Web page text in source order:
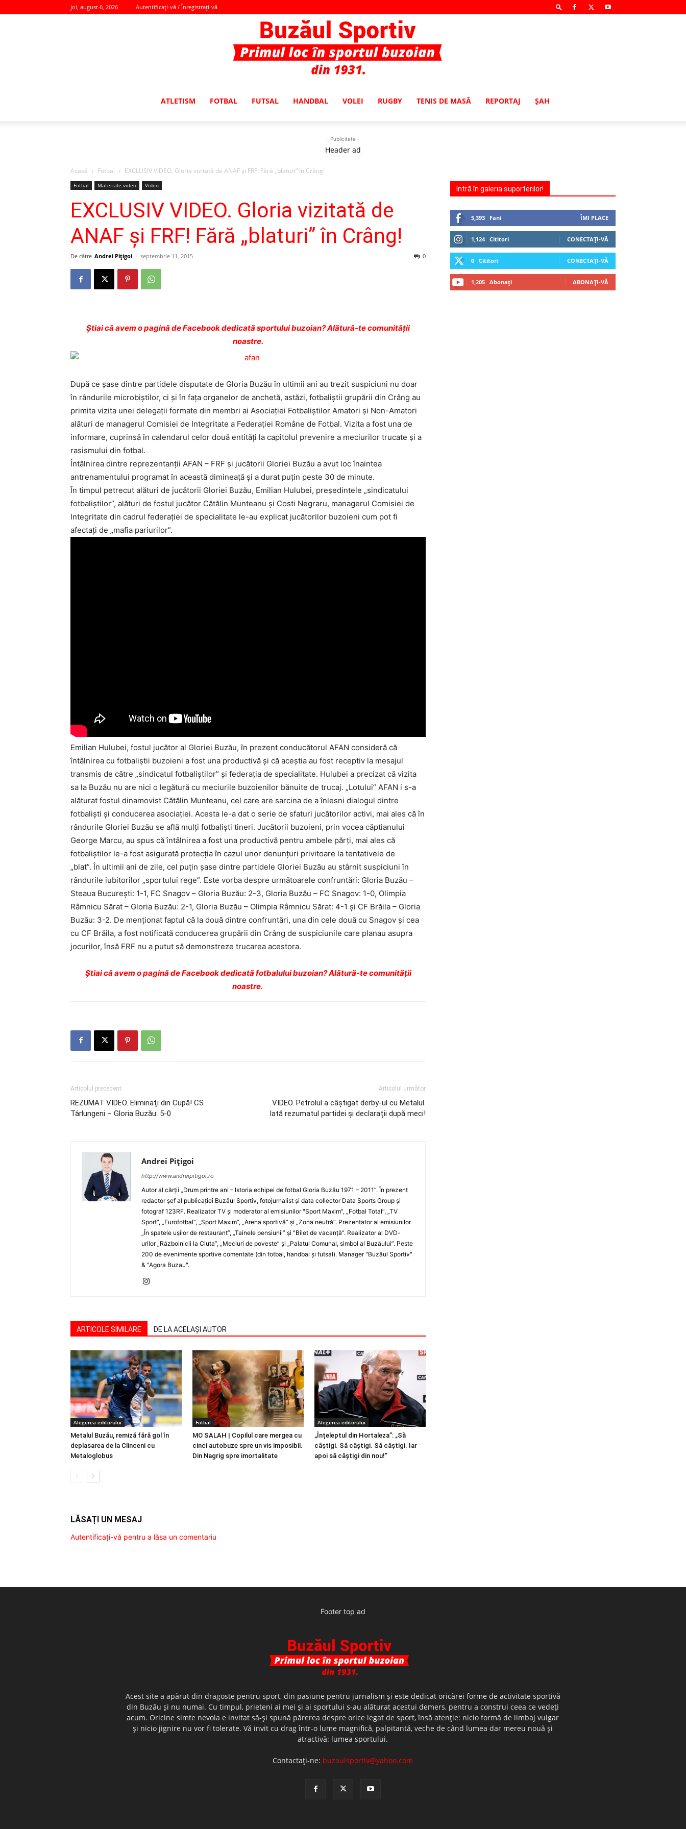
joi, august 6, 2026 Autentificați-vă / Înregistrați-vă
ATLETISM FOTBAL FUTSAL HANDBAL VOLEI RUGBY TENIS DE MASĂ REPORTAJ ŞAH
- Publicitate -
Header ad
Acasă Fotbal EXCLUSIV VIDEO. Gloria vizitată de ANAF şi FRF! Fără „blaturi” în Crâng!
Fotbal Materiale video Video
EXCLUSIV VIDEO. Gloria vizitată de
ANAF şi FRF! Fără „blaturi” în Crâng!
De către Andrei Pițigoi - septembrie 11, 2015 0
Ştiai că avem o pagină de Facebook dedicată sportului buzoian? Alătură-te comunității
noastre.
După ce şase dintre partidele disputate de Gloria Buzău în ultimii ani au trezit suspiciuni nu doar
în rândurile microbiştilor, ci şi în faţa organelor de anchetă, astăzi, fotbaliştii grupării din Crâng au
primita vizita unei delegaţii formate din membri ai Asociaţiei Fotbaliştilor Amatori şi Non-Amatori
alături de managerul Comisiei de Integritate a Federaţiei Române de Fotbal. Vizita a fost una de
informare, cuprinsă în calendarul celor două entităţi la capitolul prevenire a meciurilor trucate şi a
rasismului din fotbal.
Întâlnirea dintre reprezentanţii AFAN – FRF şi jucătorii Gloriei Buzău a avut loc înaintea
antrenamentului programat în această dimineaţă şi a durat puţin peste 30 de minute.
În timpul petrecut alături de jucătorii Gloriei Buzău, Emilian Hulubei, preşedintele „sindicatului
fotbaliştilor”, alături de fostul jucător Cătălin Munteanu şi Costi Negraru, managerul Comisiei de
Integritate din cadrul federaţiei de specialitate le-au explicat jucătorilor buzoieni cum pot fi
afectaţi de „mafia pariurilor”.
Emilian Hulubei, fostul jucător al Gloriei Buzău, în prezent conducătorul AFAN consideră că
întâlnirea cu fotbaliştii buzoieni a fost una productivă şi că aceştia au fost receptiv la mesajul
transmis de către „sindicatul fotbaliştilor” şi federaţia de specialitate. Hulubei a precizat că vizita
sa la Buzău nu are nici o legătură cu meciurile buzoienilor bănuite de trucaj. „Lotului” AFAN i s-a
alăturat fostul dinamovist Cătălin Munteanu, cel care are sarcina de a înlesni dialogul dintre
fotbalişti şi conducerea asociaţiei. Acesta le-a dat o serie de sfaturi jucătorilor activi, mai ales că în
rândurile Gloriei Buzău se află mulţi fotbalişti tineri. Jucătorii buzoieni, prin vocea căptianului
George Marcu, au spus că întâlnirea a fost una productivă pentru ambele părţi, mai ales că
fotbaliştilor le-a fost asigurată protecţia în cazul unor denunţuri privitoare la tentativele de
„blat”. În ultimii ani de zile, cel puţin şase dintre partidele Gloriei Buzău au stârnit suspiciuni în
rândurile iubitorilor „sportului rege”. Este vorba despre următoarele confruntări: Gloria Buzău –
Steaua Bucureşti: 1-1, FC Snagov – Gloria Buzău: 2-3, Gloria Buzău – FC Snagov: 1-0, Olimpia
Râmnicu Sărat – Gloria Buzău: 2-1, Gloria Buzău – Olimpia Râmnicu Sărat: 4-1 şi CF Brăila – Gloria
Buzău: 3-2. De menţionat faptul că la două dintre confruntări, una din cele două cu Snagov şi cea
cu CF Brăila, a fost notificată conducerea grupării din Crâng de suspiciunile care planau asupra
jocurilor, însă FRF nu a putut să demonstreze trucarea acestora.
Ştiai că avem o pagină de Facebook dedicată fotbalului buzoian? Alătură-te comunității
noastre.
Articolul precedent
REZUMAT VIDEO. Eliminaţi din Cupă! CS
Târlungeni – Gloria Buzău: 5-0
Articolul următor
VIDEO. Petrolul a câştigat derby-ul cu Metalul.
Iată rezumatul partidei şi declaraţii după meci!
Andrei Pițigoi
http://www.andreipitigoi.ro
Autor al cărţii „Drum printre ani – Istoria echipei de fotbal Gloria Buzău 1971 – 2011”. În prezent
redactor şef al publicaţiei Buzăul Sportiv, fotojurnalist şi data collector Data Sports Group şi
fotograf 123RF. Realizator TV şi moderator al emisiunilor "Sport Maxim", „Fotbal Total”, „TV
Sport”, „Eurofotbal”, „Sport Maxim”, „Arena sportivă” şi „Zona neutră”. Prezentator al emisiunilor
„În spatele uşilor de restaurant”, „Tainele pensiunii” şi "Bilet de vacanţă". Realizator al DVD-
urilor „Războinicii la Ciuta”, „Meciuri de poveste” şi „Palatul Comunal, simbol al Buzăului”. Peste
200 de evenimente sportive comentate (din fotbal, handbal şi futsal). Manager "Buzăul Sportiv"
& "Agora Buzau".
ARTICOLE SIMILARE DE LA ACELAȘI AUTOR
Alegerea editorului
Metalul Buzău, remiză fără gol în
deplasarea de la Clinceni cu
Metaloglobus
Fotbal
MO SALAH | Copilul care mergea cu
cinci autobuze spre un vis imposibil.
Din Nagrig spre imortalitate
Alegerea editorului
„Înțeleptul din Hortaleza”: „Să
câștigi. Să câștigi. Să câștigi. Iar
apoi să câștigi din nou!”
LĂSAȚI UN MESAJ
Autentificați-vă pentru a lăsa un comentariu
Intră în galeria suporterilor!
5,393 Fani ÎMI PLACE
1,124 Cititori CONECTAȚI-VĂ
0 Cititori CONECTAȚI-VĂ
1,205 Abonați ABONAȚI-VĂ
Footer top ad
Acest site a apărut din dragoste pentru sport, din pasiune pentru jurnalism şi este dedicat oricărei forme de activitate sportivă
din Buzău şi nu numai. Cu timpul, prieteni ai mei şi ai sportului s-au alăturat acestui demers, pentru a construi ceea ce vedeţi
acum. Oricine simte nevoia e invitat să-şi spună părerea despre orice legat de sport, însă atenţie: nicio formă de limbaj vulgar
şi nicio jignire nu vor fi tolerate. Vă invit cu drag într-o lume magnifică, palpitantă, veche de când lumea dar mereu nouă şi
atractivă: lumea sportului.
Contactați-ne: buzaulsportiv@yahoo.com